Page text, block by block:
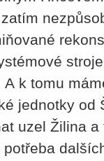
A k tomu
jednotky od
uzel Žilina